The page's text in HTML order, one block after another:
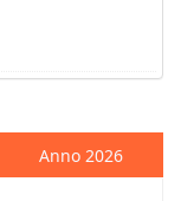
Anno 2026